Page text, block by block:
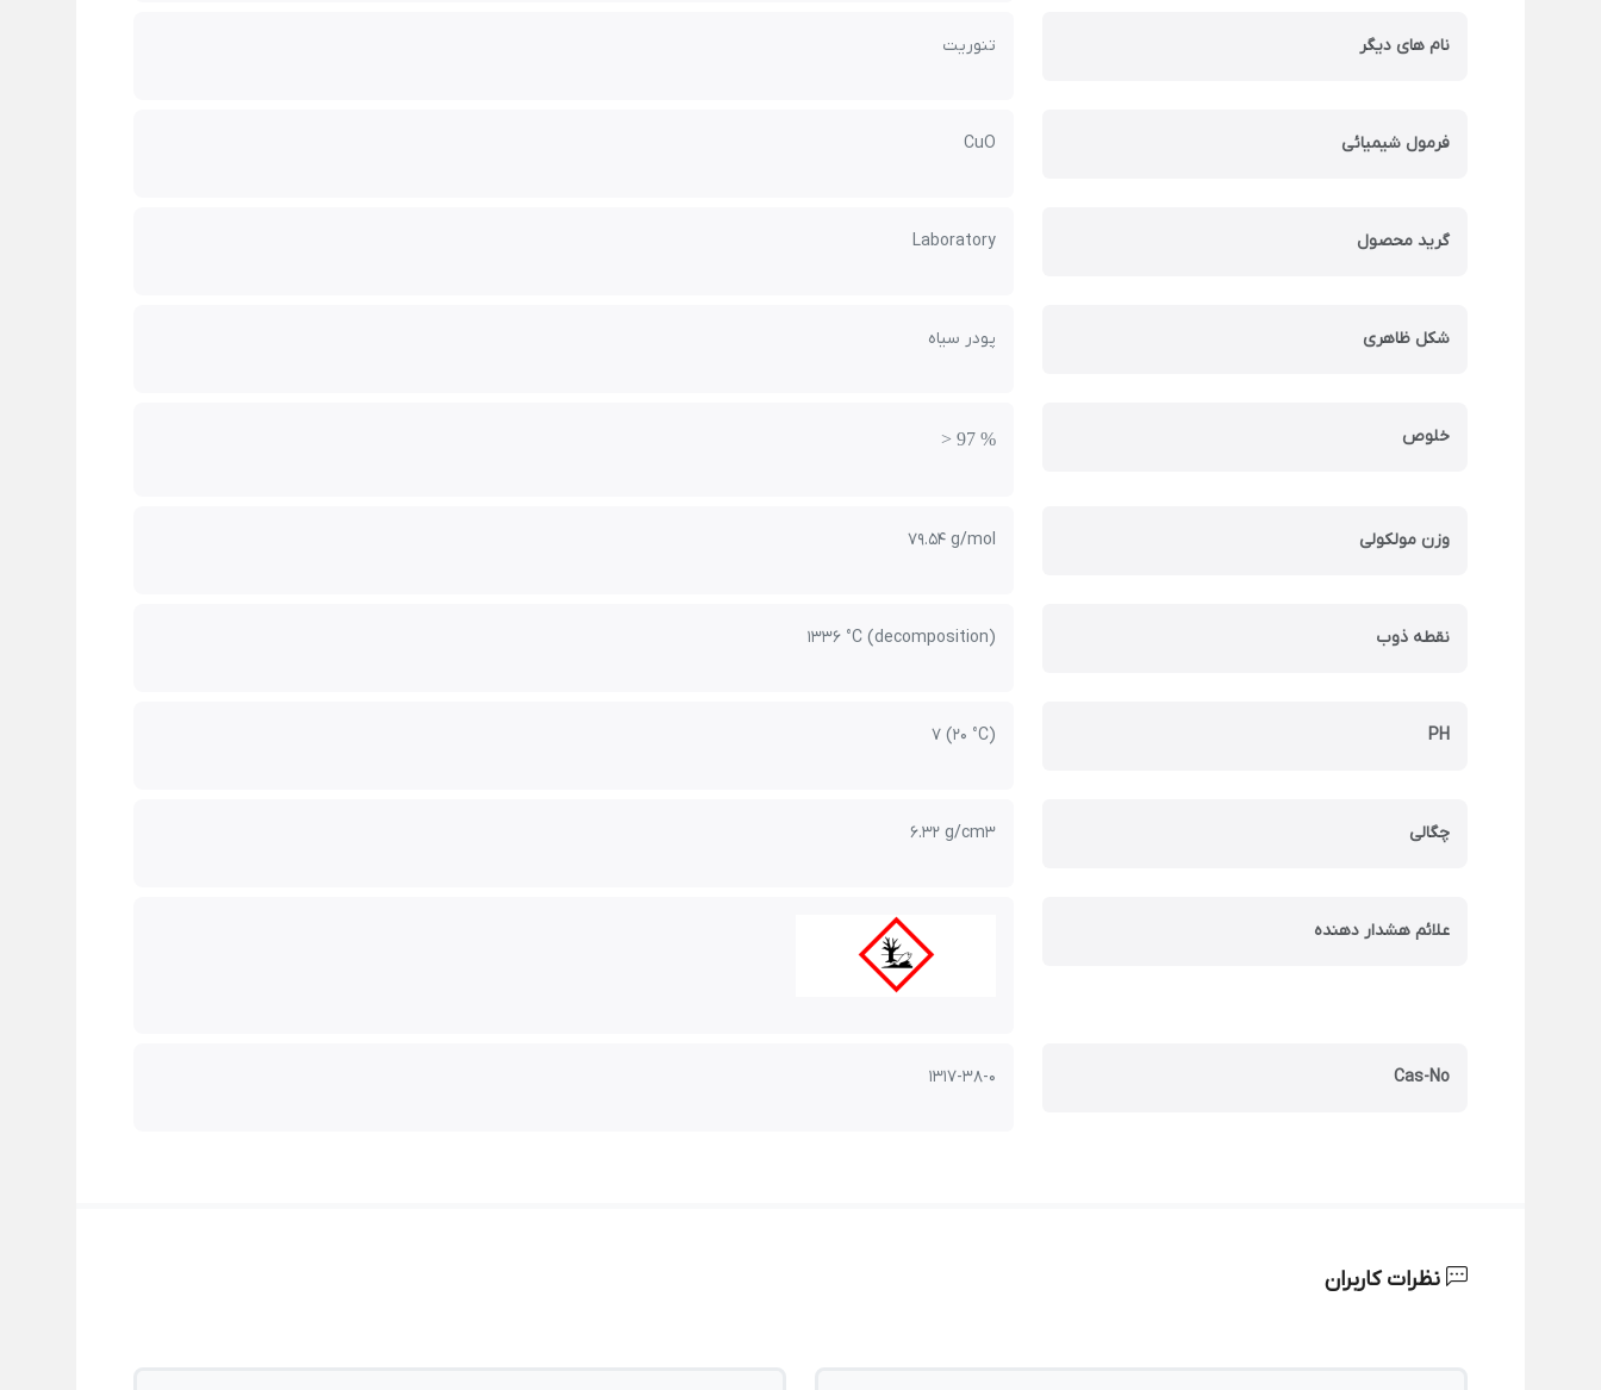
نام های دیگر تنوریت
فرمول شیمیائی CuO
گرید محصول Laboratory
شکل ظاهری پودر سیاه
خلوص > 97 %
وزن مولکولی 79.54 g/mol
نقطه ذوب 1336 °C (decomposition)
PH
7 (20 °C)
چگالی 6.32 g/cm3
علائم هشدار دهنده
Cas-No
1317-38-0
نظرات کاربران